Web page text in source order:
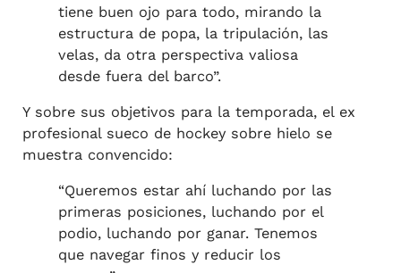
tiene buen ojo para todo, mirando la
estructura de popa, la tripulación, las
velas, da otra perspectiva valiosa
desde fuera del barco”.
Y sobre sus objetivos para la temporada, el ex
profesional sueco de hockey sobre hielo se
muestra convencido:
“Queremos estar ahí luchando por las
primeras posiciones, luchando por el
podio, luchando por ganar. Tenemos
que navegar finos y reducir los